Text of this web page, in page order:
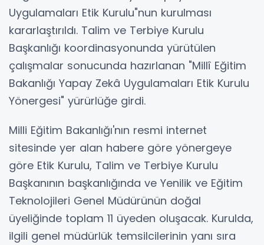
Uygulamaları Etik Kurulu"nun kurulması
kararlaştırıldı. Talim ve Terbiye Kurulu
Başkanlığı koordinasyonunda yürütülen
çalışmalar sonucunda hazırlanan "Millî Eğitim
Bakanlığı Yapay Zekâ Uygulamaları Etik Kurulu
Yönergesi" yürürlüğe girdi.
Milli Eğitim Bakanlığı'nın resmi internet
sitesinde yer alan habere göre yönergeye
göre Etik Kurulu, Talim ve Terbiye Kurulu
Başkanının başkanlığında ve Yenilik ve Eğitim
Teknolojileri Genel Müdürünün doğal
üyeliğinde toplam 11 üyeden oluşacak. Kurulda,
ilgili genel müdürlük temsilcilerinin yanı sıra